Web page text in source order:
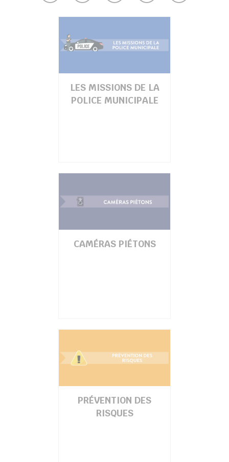
LES MISSIONS DE LA
POLICE MUNICIPALE
CAMÉRAS PIÉTONS
PRÉVENTION DES
RISQUES